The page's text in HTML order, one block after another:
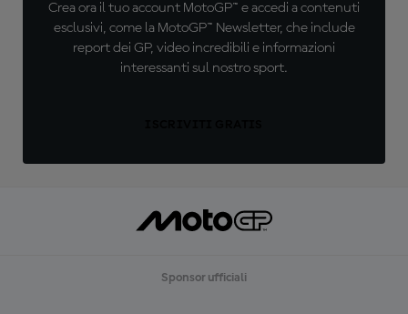
Crea ora il tuo account MotoGP™ e accedi a contenuti
esclusivi, come la MotoGP™ Newsletter, che include
report dei GP, video incredibili e informazioni
interessanti sul nostro sport.
Sponsor ufficiali